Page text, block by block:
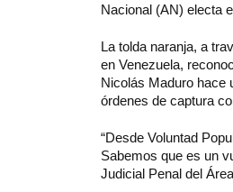
Nacional (AN) electa
La tolda naranja, a
en Venezuela,
Nicolás Maduro hace
órdenes de captura
“Desde Voluntad
Sabemos que es un
Judicial Penal del